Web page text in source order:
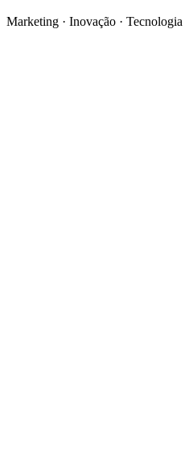
Marketing · Inovação · Tecnologia